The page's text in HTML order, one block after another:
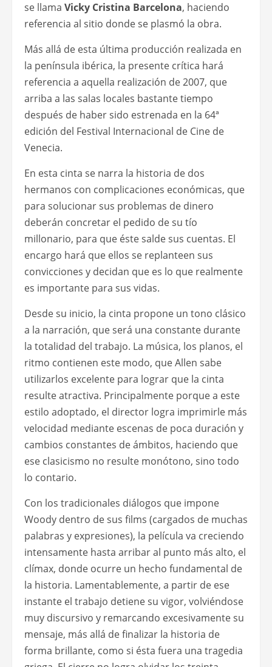
se llama Vicky Cristina Barcelona, haciendo
referencia al sitio donde se plasmó la obra.
Más allá de esta última producción realizada en
la península ibérica, la presente crítica hará
referencia a aquella realización de 2007, que
arriba a las salas locales bastante tiempo
después de haber sido estrenada en la 64ª
edición del Festival Internacional de Cine de
Venecia.
En esta cinta se narra la historia de dos
hermanos con complicaciones económicas, que
para solucionar sus problemas de dinero
deberán concretar el pedido de su tío
millonario, para que éste salde sus cuentas. El
encargo hará que ellos se replanteen sus
convicciones y decidan que es lo que realmente
es importante para sus vidas.
Desde su inicio, la cinta propone un tono clásico
a la narración, que será una constante durante
la totalidad del trabajo. La música, los planos, el
ritmo contienen este modo, que Allen sabe
utilizarlos excelente para lograr que la cinta
resulte atractiva. Principalmente porque a este
estilo adoptado, el director logra imprimirle más
velocidad mediante escenas de poca duración y
cambios constantes de ámbitos, haciendo que
ese clasicismo no resulte monótono, sino todo
lo contario.
Con los tradicionales diálogos que impone
Woody dentro de sus films (cargados de muchas
palabras y expresiones), la película va creciendo
intensamente hasta arribar al punto más alto, el
clímax, donde ocurre un hecho fundamental de
la historia. Lamentablemente, a partir de ese
instante el trabajo detiene su vigor, volviéndose
muy discursivo y remarcando excesivamente su
mensaje, más allá de finalizar la historia de
forma brillante, como si ésta fuera una tragedia